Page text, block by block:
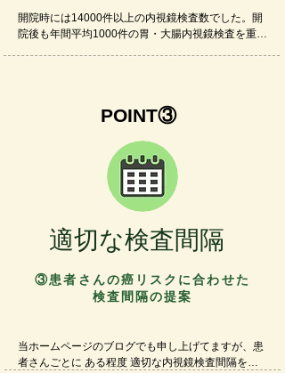
の割合は半分程度です。 軸保持短縮法という大腸が
伸びにくい挿入技術で 苦痛の少ない検査を実践して
​後述する【適切な検査間隔】でも、申し上げていま
毎年行っていた内視鏡検査を3年毎や5年毎に減らせ
る可能性があります。 早期癌の段階でみつける可能
性は維持しつつ、検査回数を減らせる可能性があり
ます。 検査数を減らせることが、 究極の苦痛軽減
になっているかもしれません。
​開院時には14000件以上の内視鏡検査数でした。開
院後も年間平均1000件の胃・大腸内視鏡検査を重ね
食道癌・胃癌の指摘はもちろんのことですが、当院
大腸カメラ検査では、一人一人 異なる大腸の形に苦
痛なく挿入する難しさを感じます。開院当初より 短
時間で、いっそう苦痛の少ない挿入を実践しており
大腸内視鏡検査では、早期大腸癌の内視鏡切除まで
POINT③
適切な検査間隔
③患者さんの癌リスクに​合わせた
検査間隔の提案
当ホームページのブログでも申し上げてますが、患
者さんごとに ある程度 適切な内視鏡検査間隔を提